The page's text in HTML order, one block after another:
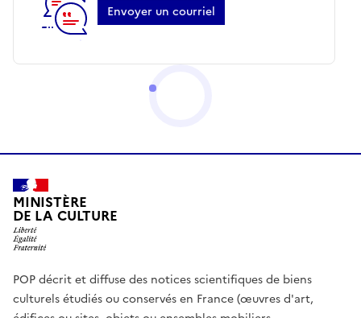
Envoyer un courriel
MINISTÈRE
DE LA CULTURE
POP décrit et diffuse des notices scientifiques de biens
culturels étudiés ou conservés en France (œuvres d'art,